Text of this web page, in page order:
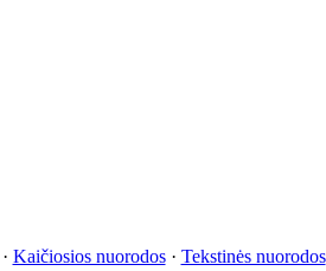
· Kaičiosios nuorodos· Tekstinės nuorodos